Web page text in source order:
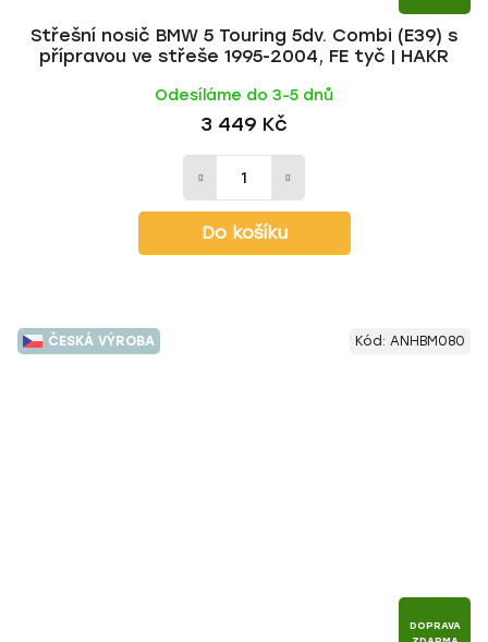
Střešní nosič BMW 5 Touring 5dv. Combi (E39) s
přípravou ve střeše 1995-2004, FE tyč | HAKR
Odesíláme do 3-5 dnů
3 449 Kč
Do košíku
ČESKÁ VÝROBA
DOPRAVA
Kód: ANHBM080